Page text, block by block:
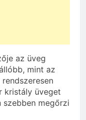
az üveg
mint az
kristály üveget
megőrzi